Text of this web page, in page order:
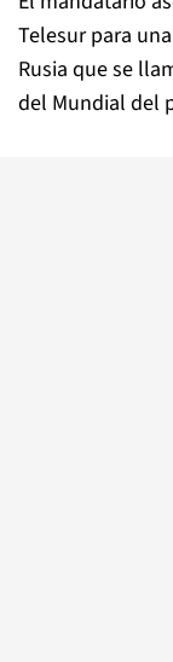
Telesur para
Rusia que se
del Mundial del